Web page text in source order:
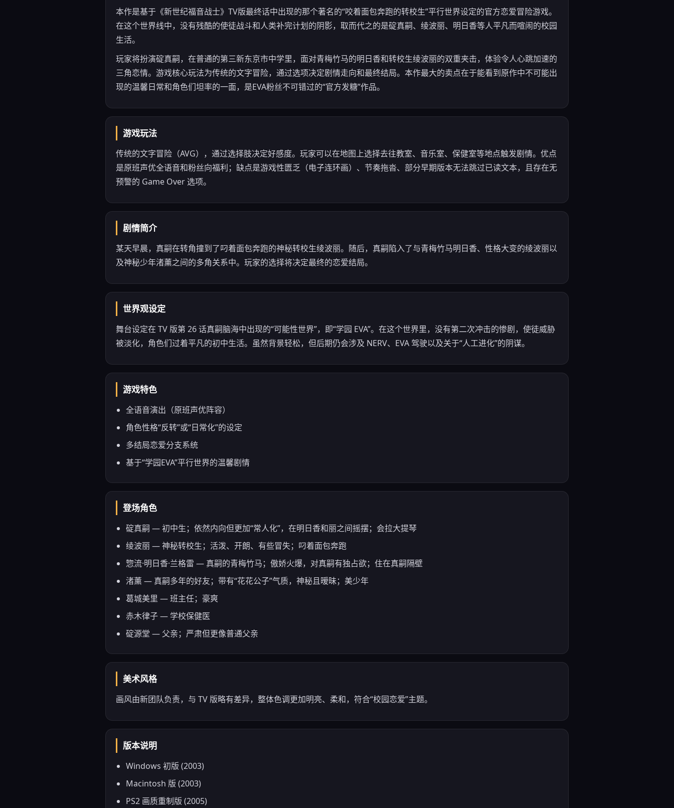
本作是基于《新世纪福音战士》TV版最终话中出现的那个著名的“咬着面包奔跑的转校生”平行世界设定的官方恋爱冒险游戏。
在这个世界线中，没有残酷的使徒战斗和人类补完计划的阴影，取而代之的是碇真嗣、绫波丽、明日香等人平凡而喧闹的校园
生活。
玩家将扮演碇真嗣，在普通的第三新东京市中学里，面对青梅竹马的明日香和转校生绫波丽的双重夹击，体验令人心跳加速的
三角恋情。游戏核心玩法为传统的文字冒险，通过选项决定剧情走向和最终结局。本作最大的卖点在于能看到原作中不可能出
现的温馨日常和角色们坦率的一面，是EVA粉丝不可错过的“官方发糖”作品。
游戏玩法
传统的文字冒险（AVG），通过选择肢决定好感度。玩家可以在地图上选择去往教室、音乐室、保健室等地点触发剧情。优点
是原班声优全语音和粉丝向福利；缺点是游戏性匮乏（电子连环画）、节奏拖沓、部分早期版本无法跳过已读文本，且存在无
预警的 Game Over 选项。
剧情简介
某天早晨，真嗣在转角撞到了叼着面包奔跑的神秘转校生绫波丽。随后，真嗣陷入了与青梅竹马明日香、性格大变的绫波丽以
及神秘少年渚薰之间的多角关系中。玩家的选择将决定最终的恋爱结局。
世界观设定
舞台设定在 TV 版第 26 话真嗣脑海中出现的“可能性世界”，即“学园 EVA”。在这个世界里，没有第二次冲击的惨剧，使徒威胁
被淡化，角色们过着平凡的初中生活。虽然背景轻松，但后期仍会涉及 NERV、EVA 驾驶以及关于“人工进化”的阴谋。
游戏特色
全语音演出（原班声优阵容）
角色性格“反转”或“日常化”的设定
多结局恋爱分支系统
基于“学园EVA”平行世界的温馨剧情
登场角色
碇真嗣 — 初中生；依然内向但更加“常人化”，在明日香和丽之间摇摆；会拉大提琴
绫波丽 — 神秘转校生；活泼、开朗、有些冒失；叼着面包奔跑
惣流·明日香·兰格雷 — 真嗣的青梅竹马；傲娇火爆，对真嗣有独占欲；住在真嗣隔壁
渚薰 — 真嗣多年的好友；带有“花花公子”气质，神秘且暧昧；美少年
葛城美里 — 班主任；豪爽
赤木律子 — 学校保健医
碇源堂 — 父亲；严肃但更像普通父亲
美术风格
画风由新团队负责，与 TV 版略有差异，整体色调更加明亮、柔和，符合“校园恋爱”主题。
版本说明
Windows 初版 (2003)
Macintosh 版 (2003)
PS2 画质重制版 (2005)